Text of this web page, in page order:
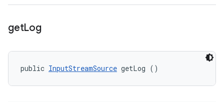
getLog
public InputStreamSource getLog ()